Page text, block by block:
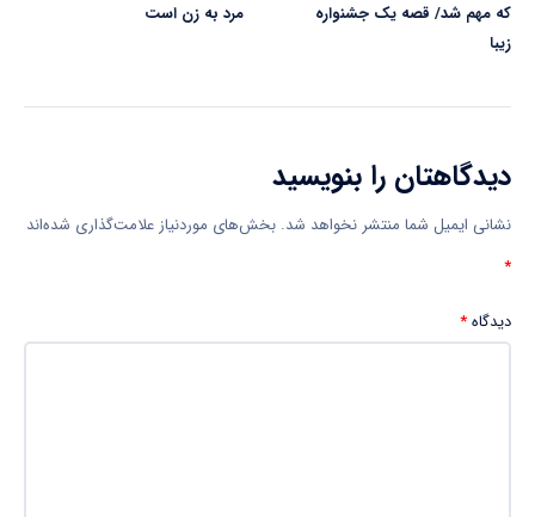
که مهم شد/ قصه یک جشنواره
زیبا
مرد به زن است
دیدگاهتان را بنویسید
نشانی ایمیل شما منتشر نخواهد شد. بخش‌های موردنیاز علامت‌گذاری شده‌اند
*
دیدگاه*